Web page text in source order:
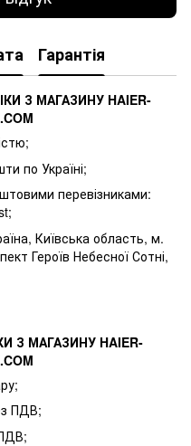
Гарантія
З МАГАЗИНУ HAIER-
.COM
по Україні;
перевізниками:
Київська область, м.
Героїв Небесної Сотні,
З МАГАЗИНУ HAIER-
.COM
ПДВ;